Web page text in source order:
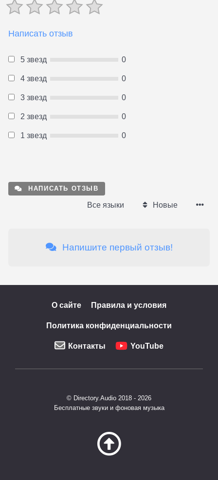
Написать отзыв
5 звезд 0
4 звезд 0
3 звезд 0
2 звезд 0
1 звезд 0
НАПИСАТЬ ОТЗЫВ
Все языки Новые
Напишите первый отзыв!
О сайте Правила и условия
Политика конфиденциальности
Контакты YouTube
© Directory.Audio 2018 - 2026
Бесплатные звуки и фоновая музыка